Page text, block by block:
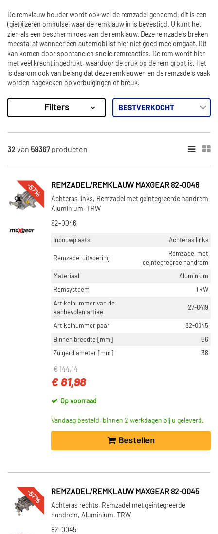
De remklauw houder wordt ook wel de remzadel genoemd, dit is een
(giet)ijzeren omhulsel waar de remklauw in is bevestigd. U kunt het
zien als een beschermhoes van de remklauw. Deze remzadels breken
meestal af wanneer een automobilist hier niet goed mee omgaat. Dit
kan komen door spontane en snelle remreacties. De rem wordt hier
met veel kracht ingedrukt, waardoor de druk op de rem groot is. Het
is daarom ook van belang dat deze remklauwen en de remzadels vaak
worden nagekeken op verbuigingen of breuk.
Resultaten
×
Maxgear (1704)
TRW (4473)
ABE (1395)
NK (1309)
Remzadel/remklauw zuiger (2803)
Remklauwhouderset (992)
Geleidehuls, remklauw (696)
Ashoes, remklauwgeleiding (400)
Vooras links (10149)
Vooras rechts (10085)
Niet op voorraad (42187)
Op voorraad (16180)
Filters
32van 58367 producten
-57% REMZADEL/REMKLAUW MAXGEAR 82-0046
Achteras links, Remzadel met geintegreerde handrem,
Aluminium, TRW
82-0046
Inbouwplaats Achteras links
Remzadel uitvoering
Remzadel met
geintegreerde handrem
Materiaal
Aluminium
Remsysteem
TRW
Artikelnummer van de
aanbevolen artikel
27-0419
Artikelnummer paar
82-0045
Binnen breedte [mm]
56
Zuigerdiameter [mm]
38
€ 144,14
€ 61,98
Op voorraad
Vandaag besteld, binnen 2 werkdagen bij u geleverd.
Bestellen
-57% REMZADEL/REMKLAUW MAXGEAR 82-0045
Achteras rechts, Remzadel met geintegreerde
handrem, Aluminium, TRW
82-0045